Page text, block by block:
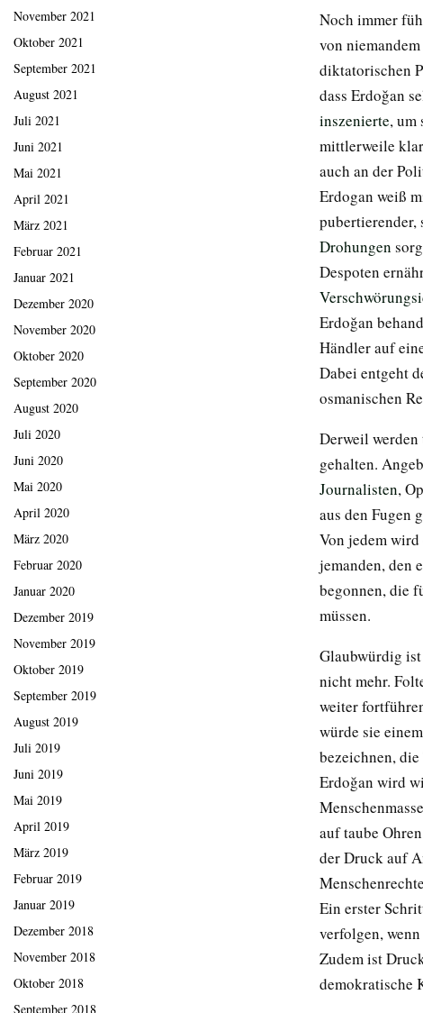
Noch immer
von
diktatorischen
dass Erdoğan
inszenierte, um
mittlerweile
auch an der
Erdogan weiß
pubertierender,
Drohungen
Despoten
Erdoğan
Händler auf
Dabei entgeht
osmanischen
Derweil
gehalten.
Journalisten,
aus den Fugen
Von jedem
jemanden, den
begonnen, die
müssen.
Glaubwürdig
nicht mehr.
weiter
würde sie
bezeichnen,
Erdoğan wird
auf taube
der Druck auf
Ein erster
verfolgen,
Zudem ist
demokratische
November 2021
Oktober 2021
September 2021
August 2021
Juli 2021
Juni 2021
Mai 2021
April 2021
März 2021
Februar 2021
Januar 2021
Dezember 2020
November 2020
Oktober 2020
September 2020
August 2020
Juli 2020
Juni 2020
Mai 2020
April 2020
März 2020
Februar 2020
Januar 2020
Dezember 2019
November 2019
Oktober 2019
September 2019
August 2019
Juli 2019
Juni 2019
Mai 2019
April 2019
März 2019
Februar 2019
Januar 2019
Dezember 2018
November 2018
Oktober 2018
September 2018